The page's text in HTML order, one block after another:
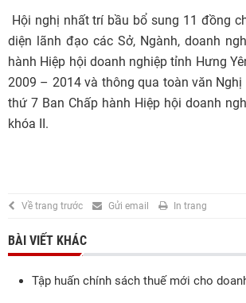
Hội nghị nhất trí bầu bổ sung 11 đồng
diện lãnh đạo các Sở, Ngành, doanh
hành Hiệp hội doanh nghiệp tỉnh Hưng
2009 – 2014 và thông qua toàn văn Nghị
thứ 7 Ban Chấp hành Hiệp hội doanh
khóa II.
Về trang trước Gửi email In trang
BÀI VIẾT KHÁC
Tập huấn chính sách thuế mới cho